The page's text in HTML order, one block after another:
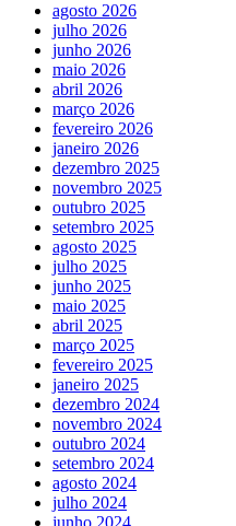
agosto 2026
julho 2026
junho 2026
maio 2026
abril 2026
março 2026
fevereiro 2026
janeiro 2026
dezembro 2025
novembro 2025
outubro 2025
setembro 2025
agosto 2025
julho 2025
junho 2025
maio 2025
abril 2025
março 2025
fevereiro 2025
janeiro 2025
dezembro 2024
novembro 2024
outubro 2024
setembro 2024
agosto 2024
julho 2024